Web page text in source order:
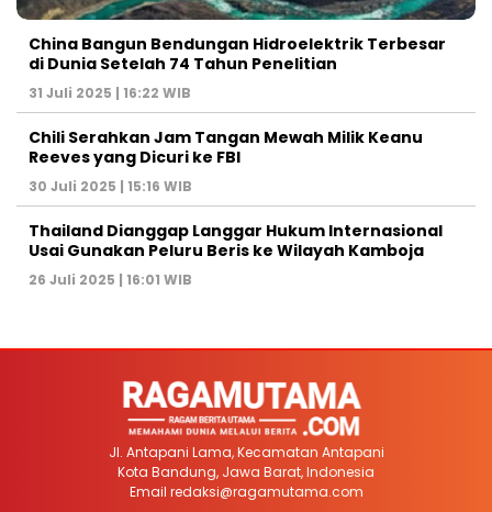
China Bangun Bendungan Hidroelektrik Terbesar
di Dunia Setelah 74 Tahun Penelitian
31 Juli 2025 | 16:22 WIB
Chili Serahkan Jam Tangan Mewah Milik Keanu
Reeves yang Dicuri ke FBI
30 Juli 2025 | 15:16 WIB
Thailand Dianggap Langgar Hukum Internasional
Usai Gunakan Peluru Beris ke Wilayah Kamboja
26 Juli 2025 | 16:01 WIB
Jl. Antapani Lama, Kecamatan Antapani
Kota Bandung, Jawa Barat, Indonesia
Email redaksi@ragamutama.com